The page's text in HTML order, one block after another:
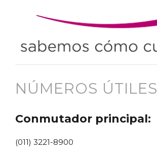
NÚMEROS ÚTILES
Conmutador principal:
(011) 3221-8900